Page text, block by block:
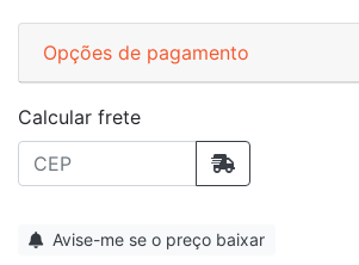
Opções de pagamento
Calcular frete
Avise-me se o preço baixar